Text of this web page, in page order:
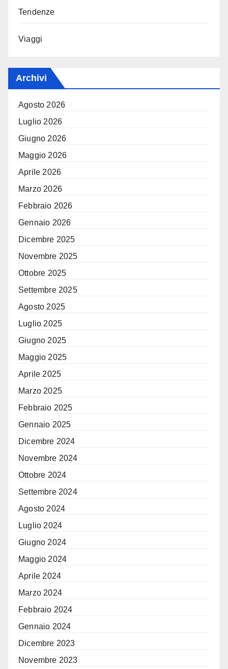
Tendenze
Viaggi
Archivi
Agosto 2026
Luglio 2026
Giugno 2026
Maggio 2026
Aprile 2026
Marzo 2026
Febbraio 2026
Gennaio 2026
Dicembre 2025
Novembre 2025
Ottobre 2025
Settembre 2025
Agosto 2025
Luglio 2025
Giugno 2025
Maggio 2025
Aprile 2025
Marzo 2025
Febbraio 2025
Gennaio 2025
Dicembre 2024
Novembre 2024
Ottobre 2024
Settembre 2024
Agosto 2024
Luglio 2024
Giugno 2024
Maggio 2024
Aprile 2024
Marzo 2024
Febbraio 2024
Gennaio 2024
Dicembre 2023
Novembre 2023